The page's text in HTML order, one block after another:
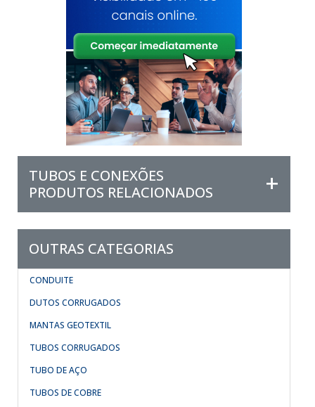
TUBOS E CONEXÕES
PRODUTOS RELACIONADOS
OUTRAS CATEGORIAS
CONDUITE
DUTOS CORRUGADOS
MANTAS GEOTEXTIL
TUBOS CORRUGADOS
TUBO DE AÇO
TUBOS DE COBRE